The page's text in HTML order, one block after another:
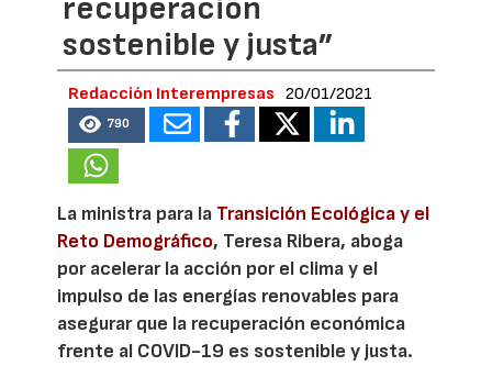
recuperación
sostenible y justa”
Redacción Interempresas 20/01/2021
790
La ministra para la Transición Ecológica y el
Reto Demográfico, Teresa Ribera, aboga
por acelerar la acción por el clima y el
impulso de las energías renovables para
asegurar que la recuperación económica
frente al COVID-19 es sostenible y justa.